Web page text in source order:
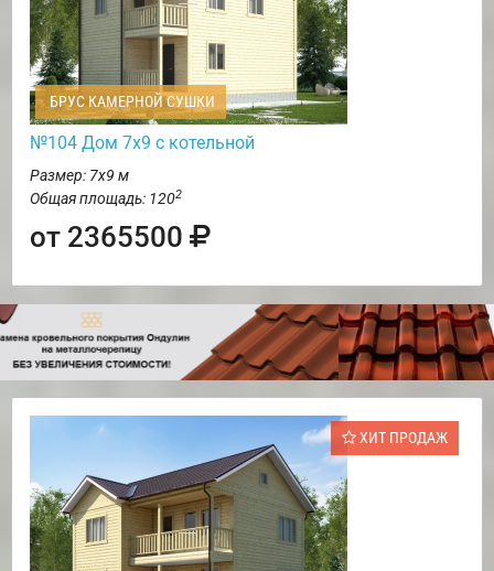
БРУС КАМЕРНОЙ СУШКИ
№104 Дом 7х9 с котельной
Размер: 7х9 м
Общая площадь: 1202
от 2365500
ХИТ ПРОДАЖ